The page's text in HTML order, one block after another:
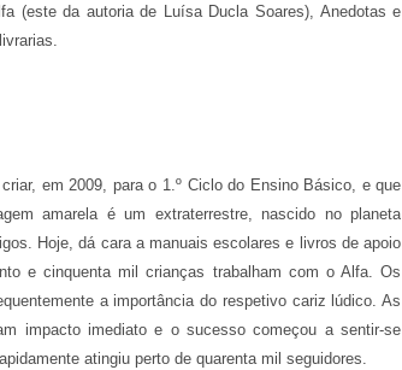
(este da autoria de Luísa Ducla Soares), Anedotas e
em 2009, para o 1.º Ciclo do Ensino Básico, e que
amarela é um extraterrestre, nascido no planeta
Hoje, dá cara a manuais escolares e livros de apoio
e cinquenta mil crianças trabalham com o Alfa. Os
a importância do respetivo cariz lúdico. As
impacto imediato e o sucesso começou a sentir-se
atingiu perto de quarenta mil seguidores.